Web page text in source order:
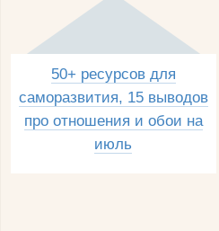
50+ ресурсов для
саморазвития, 15 выводов
про отношения и обои на
июль